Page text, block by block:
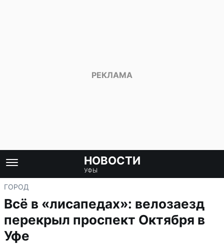
НОВОСТИ
УФЫ
ГОРОД
Всё в «лисапедах»: велозаезд
перекрыл проспект Октября в
Уфе